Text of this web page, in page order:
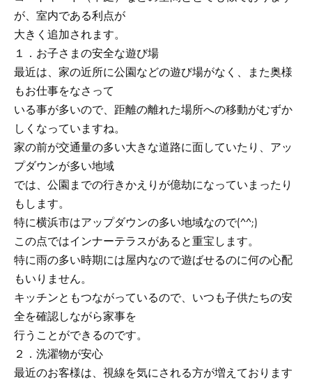
が、室内である利点が
大きく追加されます。
１．お子さまの安全な遊び場
最近は、家の近所に公園などの遊び場がなく、また奥様
もお仕事をなさって
いる事が多いので、距離の離れた場所への移動がむずか
しくなっていますね。
家の前が交通量の多い大きな道路に面していたり、アッ
プダウンが多い地域
では、公園までの行きかえりが億劫になっていまったり
もします。
特に横浜市はアップダウンの多い地域なので(^^;)
この点ではインナーテラスがあると重宝します。
特に雨の多い時期には屋内なので遊ばせるのに何の心配
もいりません。
キッチンともつながっているので、いつも子供たちの安
全を確認しながら家事を
行うことができるのです。
２．洗濯物が安心
最近のお客様は、視線を気にされる方が増えております